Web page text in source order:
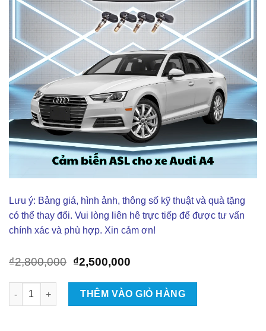
Lưu ý: Bảng giá, hình ảnh, thông số kỹ thuật và quà tặng
có thể thay đổi. Vui lòng liên hê trực tiếp để được tư vấn
chính xác và phù hợp. Xin cảm ơn!
₫2,800,000 Giá
là:
₫2,800,000.
₫2,500,000Giá
tại
là:
₫2,500,000.
Cảm Biến Áp Suất Lốp Cho Audi A4 số lượng
THÊM VÀO GIỎ HÀNG